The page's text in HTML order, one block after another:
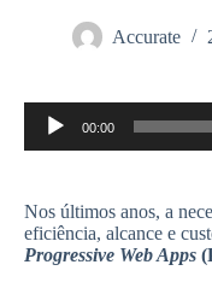
Accurate
Tocador
áudio
00:00
Nos últimos anos, a
eficiência, alcance e
Progressive Web Apps